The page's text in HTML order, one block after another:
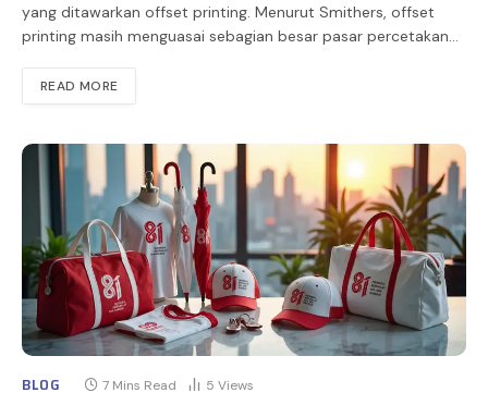
yang ditawarkan offset printing. Menurut Smithers, offset
printing masih menguasai sebagian besar pasar percetakan…
READ MORE
BLOG 7 Mins Read 5 Views